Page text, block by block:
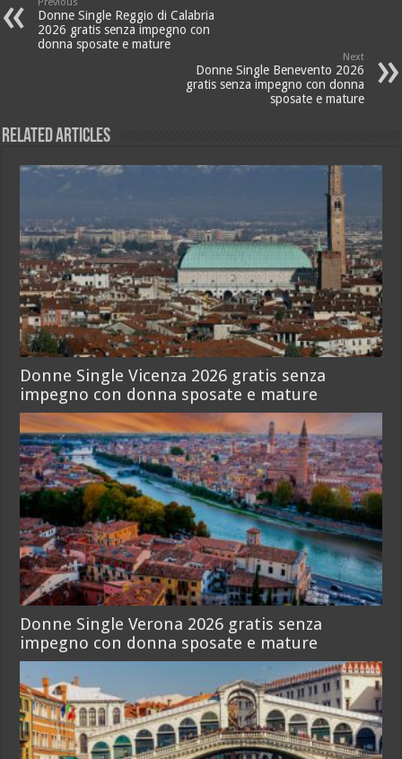
Donne Single Reggio di Calabria
2026 gratis senza impegno con
donna sposate e mature
Next
Donne Single Benevento 2026
gratis senza impegno con donna
sposate e mature
Related Articles
Donne Single Vicenza 2026 gratis senza
impegno con donna sposate e mature
Donne Single Verona 2026 gratis senza
impegno con donna sposate e mature